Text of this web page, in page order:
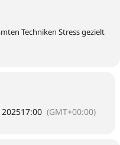
Techniken Stress gezielt
17:00 (GMT+00:00)